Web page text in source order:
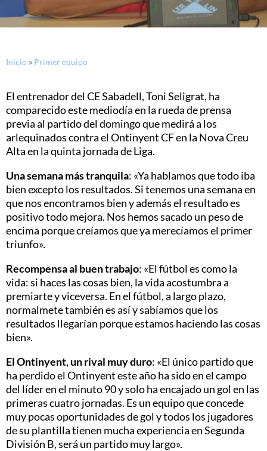
Inicio » Primer equipo
El entrenador del CE Sabadell, Toni Seligrat, ha
comparecido este mediodía en la rueda de prensa
previa al partido del domingo que medirá a los
arlequinados contra el Ontinyent CF en la Nova Creu
Alta en la quinta jornada de Liga.
Una semana más tranquila: «Ya hablamos que todo iba
bien excepto los resultados. Si tenemos una semana en
que nos encontramos bien y además el resultado es
positivo todo mejora. Nos hemos sacado un peso de
encima porque creíamos que ya merecíamos el primer
triunfo».
Recompensa al buen trabajo: «El fútbol es como la
vida: si haces las cosas bien, la vida acostumbra a
premiarte y viceversa. En el fútbol, a largo plazo,
normalmete también es así y sabíamos que los
resultados llegarían porque estamos haciendo las cosas
bien».
El Ontinyent, un rival muy duro: «El único partido que
ha perdido el Ontinyent este año ha sido en el campo
del líder en el minuto 90 y solo ha encajado un gol en las
primeras cuatro jornadas. Es un equipo que concede
muy pocas oportunidades de gol y todos los jugadores
de su plantilla tienen mucha experiencia en Segunda
División B, será un partido muy largo».